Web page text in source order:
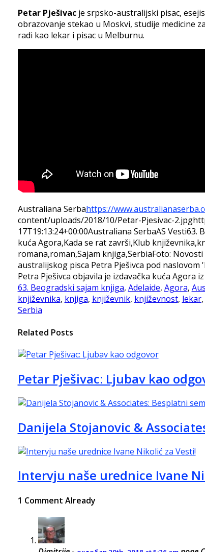
Petar Pješivac je srpsko-australijski pisac,
obrazovanje stekao u Moskvi, studije medicine
radi kao lekar i pisac u Melburnu.
Australiana Serbahttps://
content/uploads/2018/10/Petar-Pjesivac-2.jpg
17T19:13:24+00:00Australiana SerbaAS Vesti63.
kuća Agora,Kada se rat završi,Klub
romana,roman,Sajam knjiga,SerbiaFoto: Novosti
australijskog pisca Petra Pješivca pod
Petra Pješivca objavila je izdavačka kuća Agora
63. Beogradski sajam knjiga, Adelaide, Agora,
književnika, knjiga, književnik, književnost, lekar,
Serbia
Related Posts
Petar Pješivac: Ljubav kao
Danijela Stojanovic &
Intervju naše urednice Ivane
1 Comment Already